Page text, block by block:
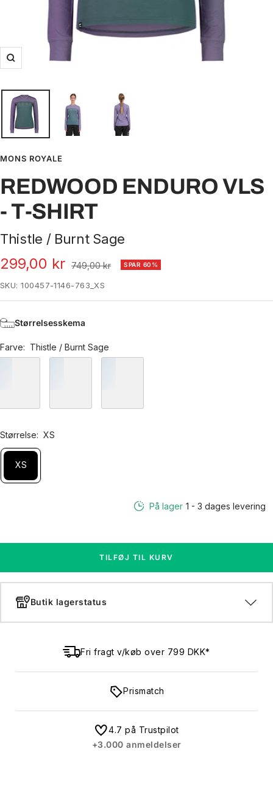
Zoom
MONS ROYALE
REDWOOD ENDURO VLS
- T-SHIRT
Thistle / Burnt Sage
Udsalgspris
299,00 kr Normal
749,00 kr SPAR 60%
SKU:100457-1146-763_XS
Størrelsesskema
Farve: Thistle / Burnt Sage
Størrelse: XS
XS
På lager 1 - 3 dages levering
TILFØJ TIL KURV
Butik lagerstatus
Fri fragt v/køb over 799 DKK*
Prismatch
4.7 på Trustpilot
+3.000 anmeldelser